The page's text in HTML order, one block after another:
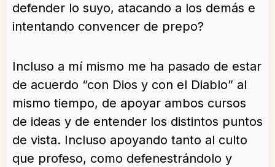
defender lo suyo, atacando a los demás e
intentando convencer de prepo?
Incluso a mí mismo me ha pasado de estar
de acuerdo “con Dios y con el Diablo” al
mismo tiempo, de apoyar ambos cursos
de ideas y de entender los distintos puntos
de vista. Incluso apoyando tanto al culto
que profeso, como defenestrándolo y